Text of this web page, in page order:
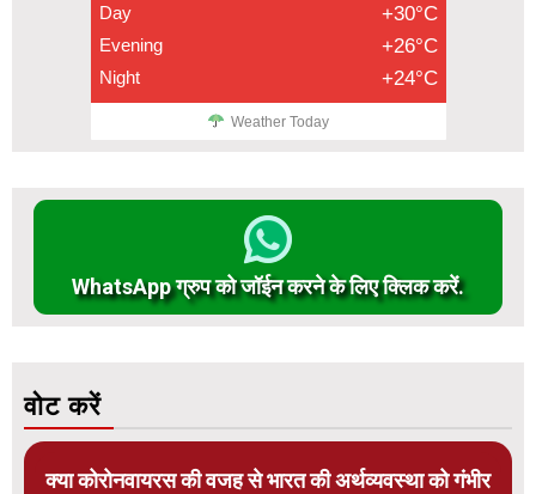
Day +30°C
Evening +26°C
Night +24°C
Weather Today
WhatsApp ग्रुप को जॉईन करने के लिए क्लिक करें.
वोट करें
क्या कोरोनवायरस की वजह से भारत की अर्थव्यवस्था को गंभीर